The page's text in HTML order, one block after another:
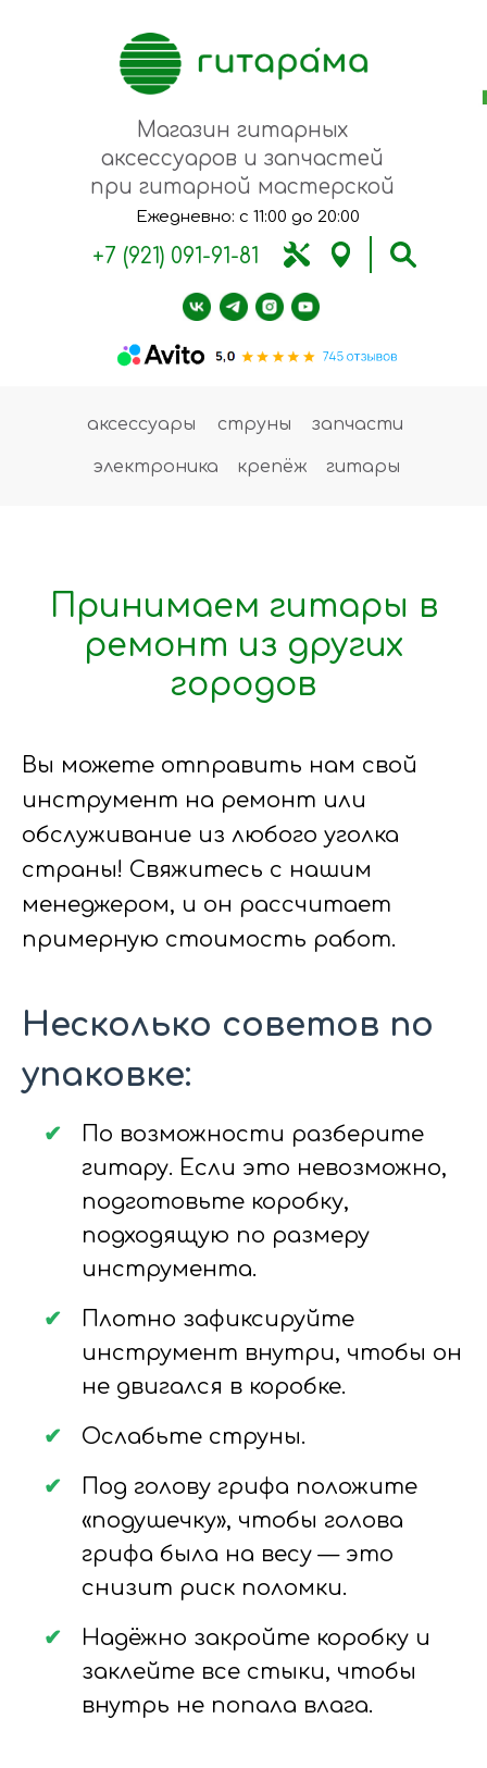
Магазин гитарных
аксессуаров и запчастей
при гитарной мастерской
+7 (921) 091-91-81
Ежедневно: с 11:00 до 20:00
аксессуары струны
электроника
запчасти
гитары
крепёж
Принимаем гитары в
ремонт из других
городов
Вы можете отправить нам свой
инструмент на ремонт или
обслуживание из любого уголка
страны! Свяжитесь с нашим
менеджером, и он рассчитает
примерную стоимость работ.
Несколько советов по
упаковке:
По возможности разберите
гитару. Если это невозможно,
подготовьте коробку,
подходящую по размеру
инструмента.
Плотно зафиксируйте
инструмент внутри, чтобы он
не двигался в коробке.
Ослабьте струны.
Под голову грифа положите
«подушечку», чтобы голова
грифа была на весу — это
снизит риск поломки.
Надёжно закройте коробку и
заклейте все стыки, чтобы
внутрь не попала влага.